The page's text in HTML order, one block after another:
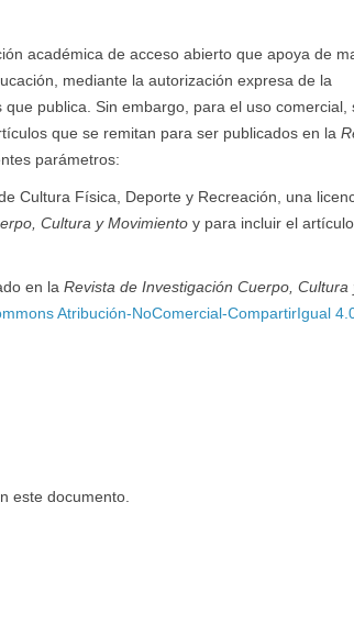
académica de acceso abierto que apoya de
mediante la autorización expresa de la
publica. Sin embargo, para el uso comercial,
que se remitan para ser publicados en la
parámetros:
Cultura Física, Deporte y Recreación, una
Cultura y Movimiento y para incluir el
en laRevista de Investigación Cuerpo, Cultura
Atribución-NoComercial-CompartirIgual
este documento.